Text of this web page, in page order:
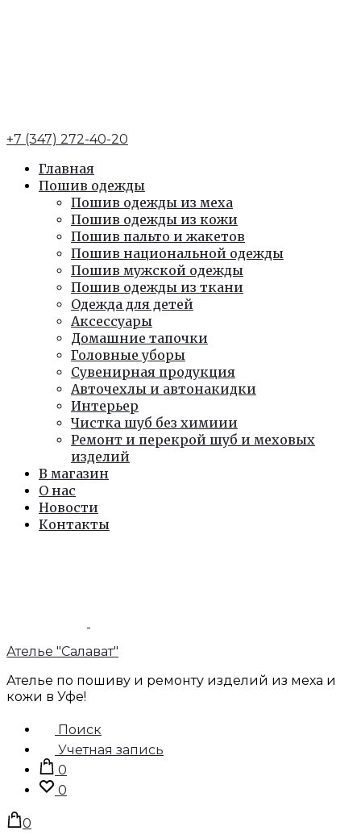
+7 (347) 272-40-20
Главная
Пошив одежды
Пошив одежды из меха
Пошив одежды из кожи
Пошив пальто и жакетов
Пошив национальной одежды
Пошив мужской одежды
Пошив одежды из ткани
Одежда для детей
Аксессуары
Домашние тапочки
Головные уборы
Сувенирная продукция
Авточехлы и автонакидки
Интерьер
Чистка шуб без химиии
Ремонт и перекрой шуб и меховых
изделий
В магазин
О нас
Новости
Контакты
Ателье "Салават"
Ателье по пошиву и ремонту изделий из меха и
кожи в Уфе!
Поиск
Учетная запись
0
0
0